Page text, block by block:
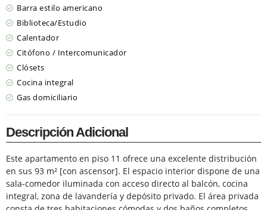
Barra estilo americano
Biblioteca/Estudio
Calentador
Citófono / Intercomunicador
Clósets
Cocina integral
Gas domiciliario
Descripción Adicional
Este apartamento en piso 11 ofrece una excelente distribución
en sus 93 m² [con ascensor]. El espacio interior dispone de una
sala-comedor iluminada con acceso directo al balcón, cocina
integral, zona de lavandería y depósito privado. El área privada